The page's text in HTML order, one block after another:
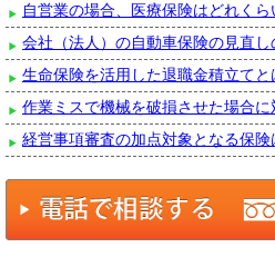
自営業の場合、医療保険はどれく
会社（法人）の自動車保険の見直
生命保険を活用した退職金積立てと
作業ミスで機械を破損させた場合
経営事項審査の加点対象となる保険